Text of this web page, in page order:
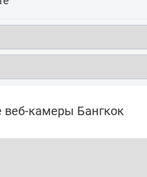
камеры Бангкок